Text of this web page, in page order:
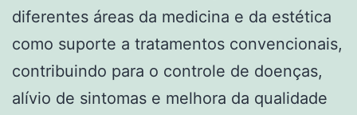
diferentes áreas da medicina e da estética
como suporte a tratamentos convencionais,
contribuindo para o controle de doenças,
alívio de sintomas e melhora da qualidade